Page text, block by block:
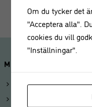
MINA SIDOR
Logga in
Om du tycker det
"Acceptera alla".
cookies du vill
"Inställningar".